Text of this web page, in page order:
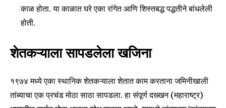
काळ होता. या काळात घरे एका रांगेत आणि शिस्तबद्ध पद्धतीने बांधलेली
होती.
शेतकऱ्याला सापडलेला खजिना
१९७४ मध्ये एका स्थानिक शेतकऱ्याला शेतात काम करताना जमिनीखाली
तांब्याचा एक प्रचंड मोठा साठा सापडला. हा संपूर्ण दख्खन (महाराष्ट्र)